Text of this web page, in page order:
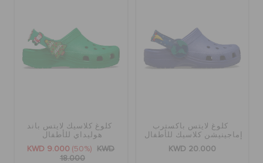
كلوغ لايتس باكسترب
إماجينيشن كلاسيك للأطفال
KWD 20.000
كلوغ كلاسيك لايتس باند
هوليداي للأطفال
KWD 9.000 (50%)
KWD
18.000